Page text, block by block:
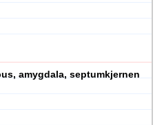
amygdala, septumkjernen